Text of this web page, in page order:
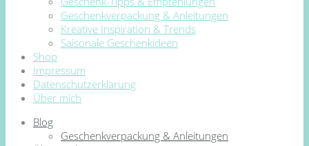
Geschenkverpackung & Anleitungen
Kreative Inspiration & Trends
Saisonale Geschenkideen
Shop
Impressum
Datenschutzerklärung
Über mich
Blog
Geschenkverpackung & Anleitungen